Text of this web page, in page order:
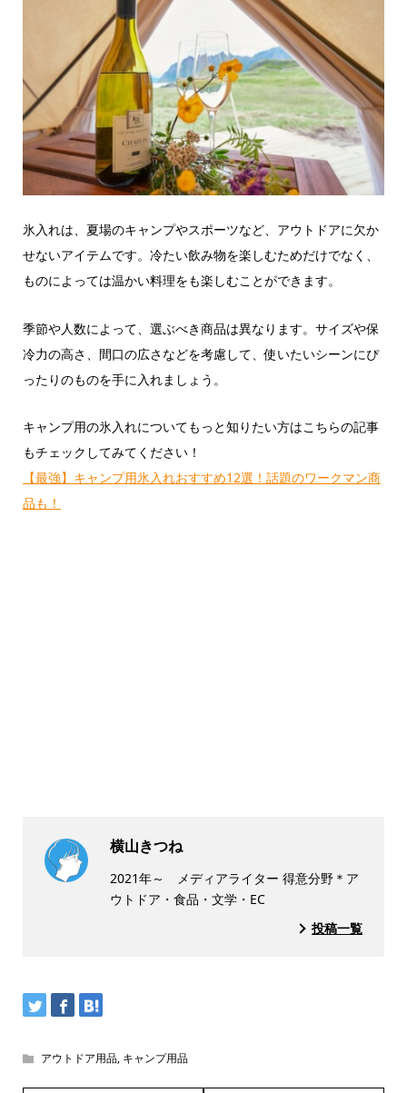
氷入れは、夏場のキャンプやスポーツなど、アウトドアに欠か
せないアイテムです。冷たい飲み物を楽しむためだけでなく、
ものによっては温かい料理をも楽しむことができます。
季節や人数によって、選ぶべき商品は異なります。サイズや保
冷力の高さ、間口の広さなどを考慮して、使いたいシーンにぴ
ったりのものを手に入れましょう。
キャンプ用の氷入れについてもっと知りたい方はこちらの記事
もチェックしてみてください！
【最強】キャンプ用氷入れおすすめ12選！話題のワークマン商
品も！
横山きつね
2021年～ メディアライター 得意分野＊ア
ウトドア・食品・文学・EC
投稿一覧
アウトドア用品, キャンプ用品